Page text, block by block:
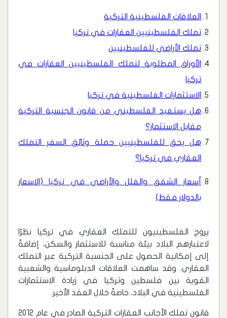
العلاقات الفلسطينية التركية
تملك الفلسطينيين العقارات في تركيا
تملك الأراضي للفلسطينيين
الأوراق المطلوبة لتملك الفلسطينيين العقارات في
تركيا
الاستثمارات الفلسطينية في تركيا
هل يستفيد الفلسطيني من قانون الجنسية التركية
مقابل الاستثمار؟
هل يحق للفلسطينيين حملة وثائق السفر التملك
العقاري في تركيا؟
أسعار الشقق والفلل والأراضي في تركيا (الاسعار
بالدولار فقط)
يروج الفلسطينيون للتملك العقاري في تركيا نظرًا
لاعتبارهم البلاد بيئة مناسبة للاستثمار والسكن، إضافةً
إلى إمكانية الحصول على الجنسية التركية عبر التملك
العقاري. وقد ساهمت العلاقات الدبلوماسية والشعبية
القوية بين فلسطين وتركيا في زيادة الاستثمارات
الفلسطينية في البلاد، خاصةً خلال العقد الأخير.
قانون تملك الأجانب العقارات التركية الصادر في عام 2012